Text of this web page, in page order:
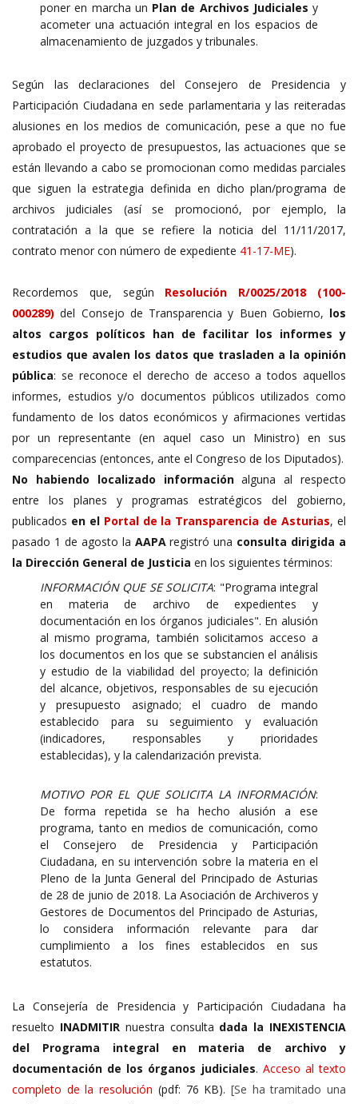
poner en marcha un Plan de Archivos Judiciales y
acometer una actuación integral en los espacios de
almacenamiento de juzgados y tribunales.
Según las declaraciones del Consejero de Presidencia y
Participación Ciudadana en sede parlamentaria y las reiteradas
alusiones en los medios de comunicación, pese a que no fue
aprobado el proyecto de presupuestos, las actuaciones que se
están llevando a cabo se promocionan como medidas parciales
que siguen la estrategia definida en dicho plan/programa de
archivos judiciales (así se promocionó, por ejemplo, la
contratación a la que se refiere la noticia del 11/11/2017,
contrato menor con número de expediente 41-17-ME).
Recordemos que, según Resolución R/0025/2018 (100-
000289) del Consejo de Transparencia y Buen Gobierno, los
altos cargos políticos han de facilitar los informes y
estudios que avalen los datos que trasladen a la opinión
pública: se reconoce el derecho de acceso a todos aquellos
informes, estudios y/o documentos públicos utilizados como
fundamento de los datos económicos y afirmaciones vertidas
por un representante (en aquel caso un Ministro) en sus
comparecencias (entonces, ante el Congreso de los Diputados).
No habiendo localizado informaciónalguna al respecto
entre los planes y programas estratégicos del gobierno,
publicados en el Portal de la Transparencia de Asturias, el
pasado 1 de agosto la AAPAregistró una consulta dirigida a
la Dirección General de Justicia en los siguientes términos:
INFORMACIÓN QUE SE SOLICITA: "Programa integral
en materia de archivo de expedientes y
documentación en los órganos judiciales". En alusión
al mismo programa, también solicitamos acceso a
los documentos en los que se substancien el análisis
y estudio de la viabilidad del proyecto; la definición
del alcance, objetivos, responsables de su ejecución
y presupuesto asignado; el cuadro de mando
establecido para su seguimiento y evaluación
(indicadores, responsables y prioridades
establecidas), y la calendarización prevista.
MOTIVO POR EL QUE SOLICITA LA INFORMACIÓN:
De forma repetida se ha hecho alusión a ese
programa, tanto en medios de comunicación, como
el Consejero de Presidencia y Participación
Ciudadana, en su intervención sobre la materia en el
Pleno de la Junta General del Principado de Asturias
de 28 de junio de 2018. La Asociación de Archiveros y
Gestores de Documentos del Principado de Asturias,
lo considera información relevante para dar
cumplimiento a los fines establecidos en sus
estatutos.
La Consejería de Presidencia y Participación Ciudadana ha
resuelto INADMITIRnuestra consulta dada la INEXISTENCIA
del Programa integral en materia de archivo y
documentación de los órganos judiciales. Acceso al texto
completo de la resolución (pdf: 76 KB). [Se ha tramitado una